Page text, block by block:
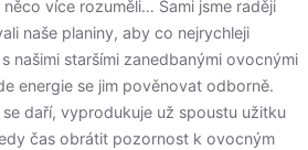
více rozuměli… Sami jsme raději
naše planiny, aby co nejrychleji
našimi staršími zanedbanými ovocnými
energie se jim pověnovat odborně.
se daří, vyprodukuje už spoustu užitku
čas obrátit pozornost k ovocným